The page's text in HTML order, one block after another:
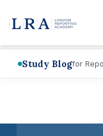
Study Blogfor